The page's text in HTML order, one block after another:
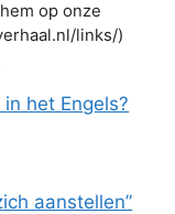
op onze
links/)
in het Engels?
aanstellen”